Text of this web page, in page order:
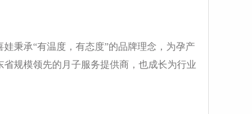
秉承“有温度，有态度”的品牌理念，为孕产
规模领先的月子服务提供商，也成长为行业